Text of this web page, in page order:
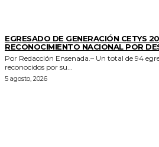
EGRESADO DE GENERACIÓN CETYS
RECONOCIMIENTO NACIONAL POR
Por Redacción Ensenada.– Un total de 94
reconocidos por su...
5 agosto, 2026